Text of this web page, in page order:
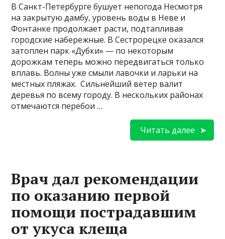
В Санкт-Петербурге бушует непогода Несмотря
на закрытую дамбу, уровень воды в Неве и
Фонтанке продолжает расти, подтапливая
городские набережные. В Сестрорецке оказался
затоплен парк «Дубки» — по некоторым
дорожкам теперь можно передвигаться только
вплавь. Волны уже смыли лавочки и ларьки на
местных пляжах. Сильнейший ветер валит
деревья по всему городу. В нескольких районах
отмечаются перебои …
Читать далее
Врач дал рекомендации
по оказанию первой
помощи пострадавшим
от укуса клеща